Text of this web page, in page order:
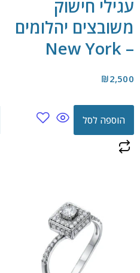
עגילי חישוק
משובצים יהלומים
– New York
₪2,500
הוספה לסל